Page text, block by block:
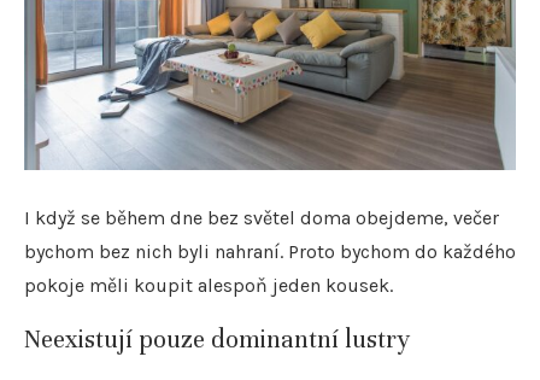
I když se během dne bez světel doma obejdeme, večer
bychom bez nich byli nahraní. Proto bychom do každého
pokoje měli koupit alespoň jeden kousek.
Neexistují pouze dominantní lustry